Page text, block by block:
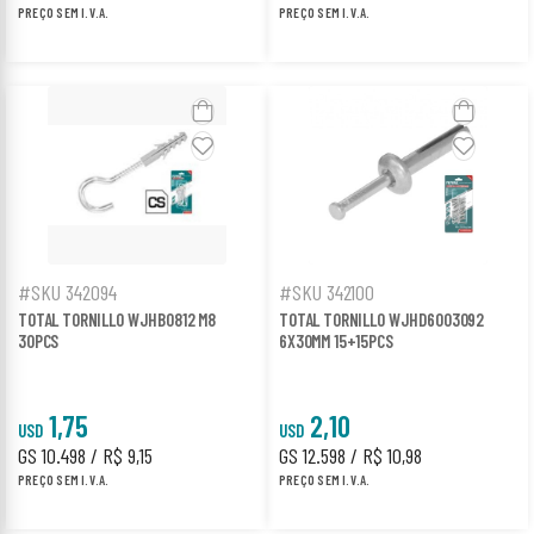
PREÇO SEM I.V.A. PREÇO SEM I.V.A.
#SKU 342094
TOTAL TORNILLO WJHB0812 M8
30PCS
USD 1,75
GS 10.498 / R$ 9,15
PREÇO SEM I.V.A.
#SKU 342100
TOTAL TORNILLO WJHD6003092
6X30MM 15+15PCS
USD 2,10
GS 12.598 / R$ 10,98
PREÇO SEM I.V.A.